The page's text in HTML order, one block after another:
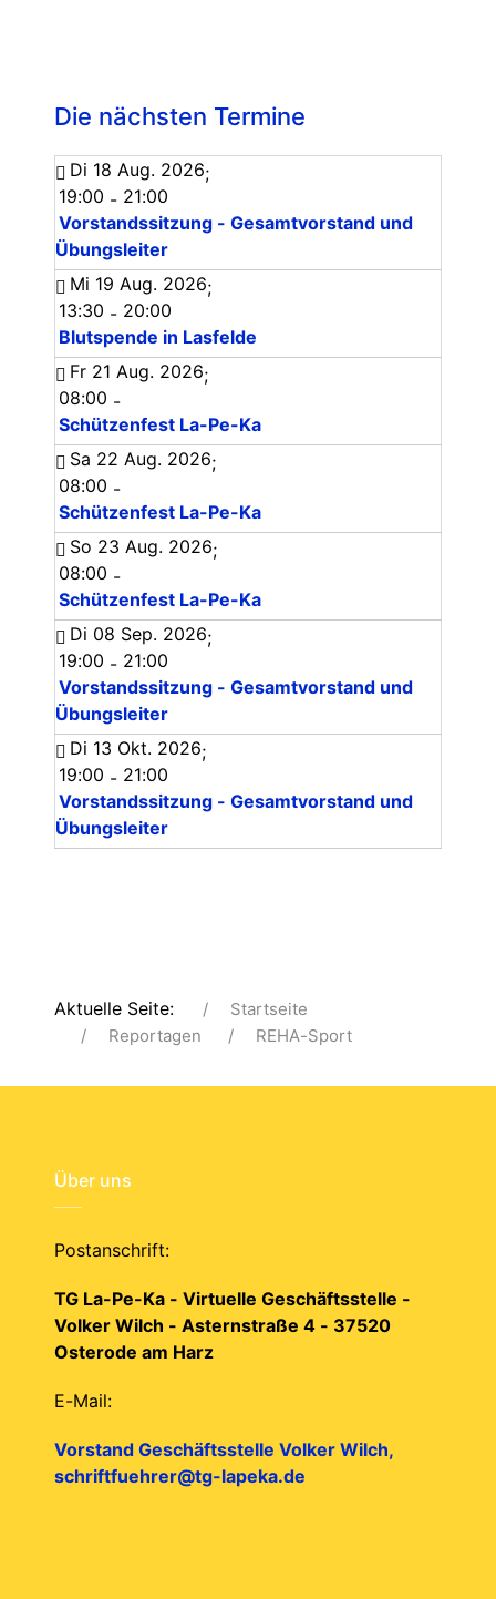
Die nächsten Termine
Di 18 Aug. 2026;
19:00 - 21:00
Vorstandssitzung - Gesamtvorstand und
Übungsleiter
Mi 19 Aug. 2026;
13:30 - 20:00
Blutspende in Lasfelde
Fr 21 Aug. 2026;
08:00 -
Schützenfest La-Pe-Ka
Sa 22 Aug. 2026;
08:00 -
Schützenfest La-Pe-Ka
So 23 Aug. 2026;
08:00 -
Schützenfest La-Pe-Ka
Di 08 Sep. 2026;
19:00 - 21:00
Vorstandssitzung - Gesamtvorstand und
Übungsleiter
Di 13 Okt. 2026;
19:00 - 21:00
Vorstandssitzung - Gesamtvorstand und
Übungsleiter
Aktuelle Seite:
Startseite
Reportagen
REHA-Sport
Über uns
Postanschrift:
TG La-Pe-Ka - Virtuelle Geschäftsstelle -
Volker Wilch - Asternstraße 4 - 37520
Osterode am Harz
E-Mail:
Vorstand Geschäftsstelle Volker Wilch,
schriftfuehrer@tg-lapeka.de